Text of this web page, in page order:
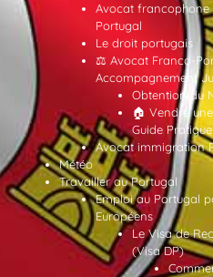
Avocat
Portugal
Le droit portugais
⚖️ Avocat Franco-
Accompagnement
Obtention du
🏠 Vendre
Guide
Avocat immigration
Météo
Travailler au Portugal
Emploi au Portugal
Européens
Le Visa de
(Visa DP)